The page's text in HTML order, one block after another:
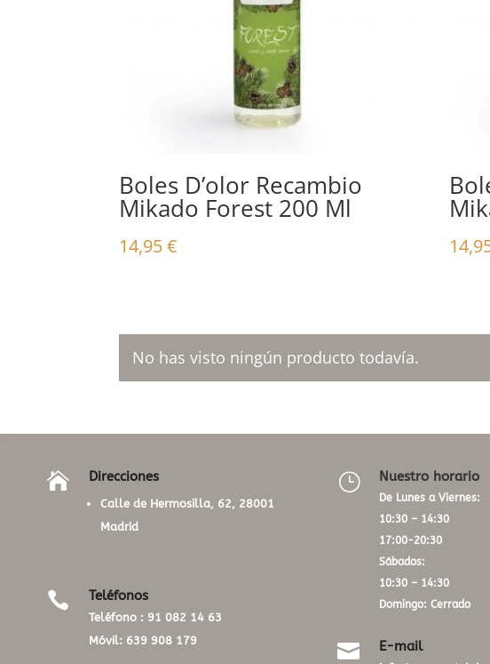
Boles D’olor Recambio
Mikado Forest 200 Ml
14,95€
No has visto ningún producto todavía.
 Direcciones
Calle de Hermosilla, 62, 28001
Madrid
 Teléfonos
Teléfono : 91 082 14 63
Móvil: 639 908 179
} Nuestro horario
De Lunes a Viernes:
10:30 – 14:30
17:00-20:30
Sábados:
10:30 – 14:30
Domingo: Cerrado
 E-mail